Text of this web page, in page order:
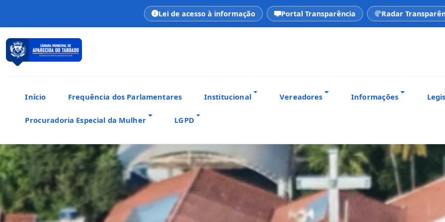
Lei de acesso à informação Portal Transparência Radar
Início Frequência dos Parlamentares Institucional Vereadores Informações
Procuradoria Especial da Mulher LGPD
CÂMARA MUNICIPAL
Aparecida do Taboado